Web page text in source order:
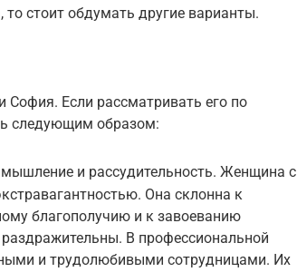
стоит обдумать другие варианты.
София. Если рассматривать его по
следующим образом:
и рассудительность. Женщина с
Она склонна к
благополучию и к завоеванию
В профессиональной
и трудолюбивыми сотрудницами. Их